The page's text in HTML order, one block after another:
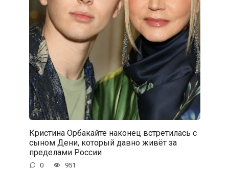
Кристина Орбакайте наконец встретилась с
сыном Дени, который давно живёт за
пределами России
0 951